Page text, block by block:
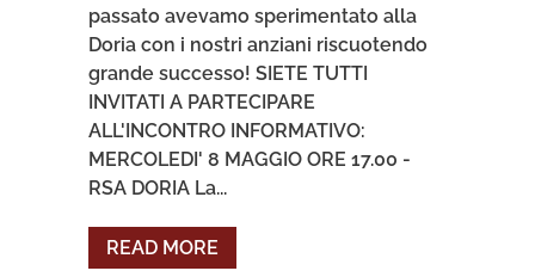
passato avevamo sperimentato alla
Doria con i nostri anziani riscuotendo
grande successo! SIETE TUTTI
INVITATI A PARTECIPARE
ALL'INCONTRO INFORMATIVO:
MERCOLEDI' 8 MAGGIO ORE 17.00 -
RSA DORIA La...
READ MORE